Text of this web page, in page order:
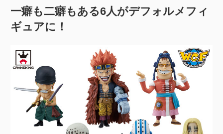
一癖も二癖もある6人がデフォルメフィ
ギュアに！